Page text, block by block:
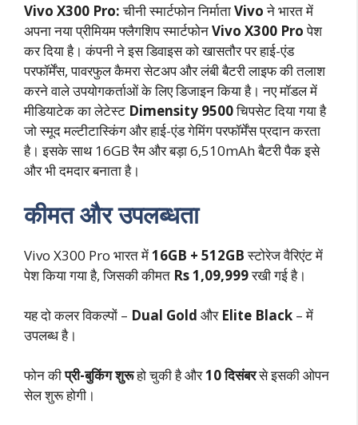
Vivo X300 Pro:चीनी स्मार्टफोन निर्माताVivoने भारत में
अपना नया प्रीमियम फ्लैगशिप स्मार्टफोनVivo X300 Proपेश
कर दिया है। कंपनी ने इस डिवाइस को खासतौर पर हाई-एंड
परफॉर्मेंस, पावरफुल कैमरा सेटअप और लंबी बैटरी लाइफ की तलाश
करने वाले उपयोगकर्ताओं के लिए डिजाइन किया है। नए मॉडल में
मीडियाटेक का लेटेस्ट Dimensity 9500चिपसेट दिया गया है
जो स्मूद मल्टीटास्किंग और हाई-एंड गेमिंग परफॉर्मेंस प्रदान करता
है। इसके साथ 16GB रैम और बड़ा 6,510mAh बैटरी पैक इसे
और भी दमदार बनाता है।
कीमत और उपलब्धता
Vivo X300 Pro भारत में16GB + 512GBस्टोरेज वैरिएंट में
पेश किया गया है, जिसकी कीमत Rs 1,09,999रखी गई है।
यह दो कलर विकल्पों – Dual Gold और Elite Black – में
उपलब्ध है।
फोन कीप्री-बुकिंग शुरूहो चुकी है और10 दिसंबरसे इसकी ओपन
सेल शुरू होगी।